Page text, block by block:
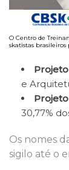
O Centro de
skatistas brasileiros
Projeto
e
30,77%
Os nomes
sigilo até o